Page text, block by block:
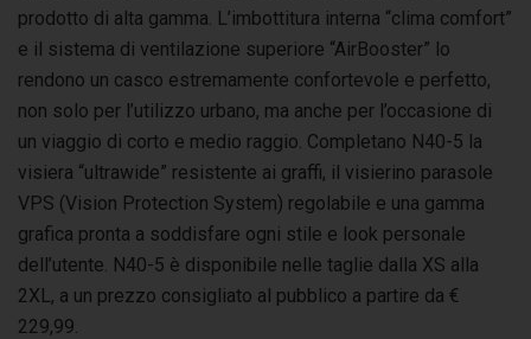
prodotto di alta gamma. L’imbottitura interna “clima comfort”
e il sistema di ventilazione superiore “AirBooster” lo
rendono un casco estremamente confortevole e perfetto,
non solo per l’utilizzo urbano, ma anche per l’occasione di
un viaggio di corto e medio raggio. Completano N40-5 la
visiera “ultrawide” resistente ai graffi, il visierino parasole
VPS (Vision Protection System) regolabile e una gamma
grafica pronta a soddisfare ogni stile e look personale
dell’utente. N40-5 è disponibile nelle taglie dalla XS alla
2XL, a un prezzo consigliato al pubblico a partire da €
229,99.